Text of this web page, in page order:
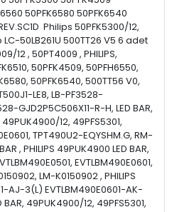
50PFK6580 50PFK6540
Philips 50PFK5300/12,
50LB261U 500TT26 V5 6 adet
12 , 50PT4009 , PHILIPS,
50PFK4509, 50PFH6550,
50PFK6540, 500TT56 V0,
LE8, LB-PF3528-
GJD2P5C506X11-R-H, LED BAR,
49PUK4900/12, 49PFS5301,
TPT490U2-EQYSHM.G, RM-
, PHILIPS 49PUK4900 LED BAR,
EVTLBM490E0601,
LM-K0150902 , PHILIPS
AJ-3(L) EVTLBM490E0601-AK-
BAR, 49PUK4900/12, 49PFS5301,